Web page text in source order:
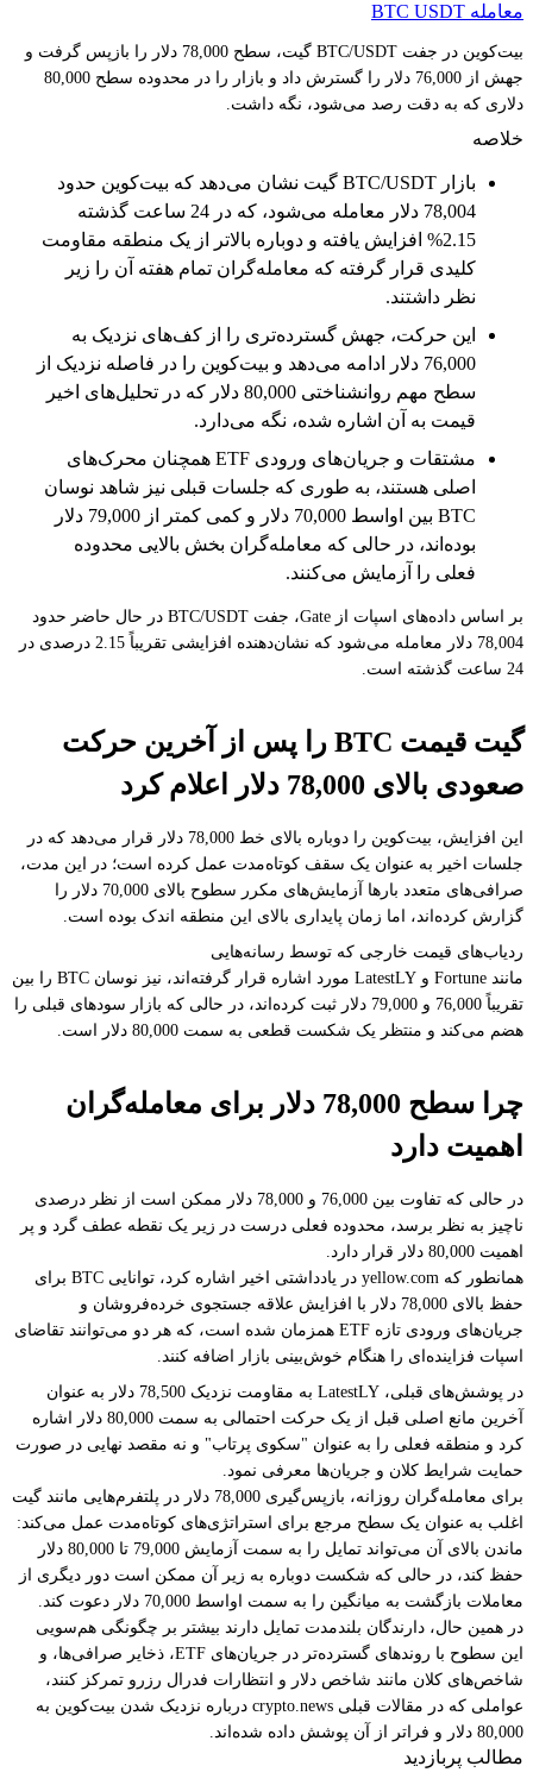
معامله BTC USDT
بیت‌کوین در جفت BTC/USDT گیت، سطح 78,000 دلار را بازپس گرفت و
جهش از 76,000 دلار را گسترش داد و بازار را در محدوده سطح 80,000
دلاری که به دقت رصد می‌شود، نگه داشت.
خلاصه
بازار BTC/USDT گیت نشان می‌دهد که بیت‌کوین حدود
78,004 دلار معامله می‌شود، که در 24 ساعت گذشته
2.15% افزایش یافته و دوباره بالاتر از یک منطقه مقاومت
کلیدی قرار گرفته که معامله‌گران تمام هفته آن را زیر
نظر داشتند.
این حرکت، جهش گسترده‌تری را از کف‌های نزدیک به
76,000 دلار ادامه می‌دهد و بیت‌کوین را در فاصله نزدیک از
سطح مهم روانشناختی 80,000 دلار که در تحلیل‌های اخیر
قیمت به آن اشاره شده، نگه می‌دارد.
مشتقات و جریان‌های ورودی ETF همچنان محرک‌های
اصلی هستند، به طوری که جلسات قبلی نیز شاهد نوسان
BTC بین اواسط 70,000 دلار و کمی کمتر از 79,000 دلار
بوده‌اند، در حالی که معامله‌گران بخش بالایی محدوده
فعلی را آزمایش می‌کنند.
بر اساس داده‌های اسپات از Gate، جفت BTC/USDT در حال حاضر حدود
78,004 دلار معامله می‌شود که نشان‌دهنده افزایشی تقریباً 2.15 درصدی در
24 ساعت گذشته است.
گیت قیمت BTC را پس از آخرین حرکت
صعودی بالای 78,000 دلار اعلام کرد
این افزایش، بیت‌کوین را دوباره بالای خط 78,000 دلار قرار می‌دهد که در
جلسات اخیر به عنوان یک سقف کوتاه‌مدت عمل کرده است؛ در این مدت،
صرافی‌های متعدد بارها آزمایش‌های مکرر سطوح بالای 70,000 دلار را
گزارش کرده‌اند، اما زمان پایداری بالای این منطقه اندک بوده است.
ردیاب‌های قیمت خارجی که توسط رسانه‌هایی
مانند Fortune و LatestLY مورد اشاره قرار گرفته‌اند، نیز نوسان BTC را بین
تقریباً 76,000 و 79,000 دلار ثبت کرده‌اند، در حالی که بازار سودهای قبلی را
هضم می‌کند و منتظر یک شکست قطعی به سمت 80,000 دلار است.
چرا سطح 78,000 دلار برای معامله‌گران
اهمیت دارد
در حالی که تفاوت بین 76,000 و 78,000 دلار ممکن است از نظر درصدی
ناچیز به نظر برسد، محدوده فعلی درست در زیر یک نقطه عطف گرد و پر
اهمیت 80,000 دلار قرار دارد.
همانطور که yellow.com در یادداشتی اخیر اشاره کرد، توانایی BTC برای
حفظ بالای 78,000 دلار با افزایش علاقه جستجوی خرده‌فروشان و
جریان‌های ورودی تازه ETF همزمان شده است، که هر دو می‌توانند تقاضای
اسپات فزاینده‌ای را هنگام خوش‌بینی بازار اضافه کنند.
در پوشش‌های قبلی، LatestLY به مقاومت نزدیک 78,500 دلار به عنوان
آخرین مانع اصلی قبل از یک حرکت احتمالی به سمت 80,000 دلار اشاره
کرد و منطقه فعلی را به عنوان "سکوی پرتاب" و نه مقصد نهایی در صورت
حمایت شرایط کلان و جریان‌ها معرفی نمود.
برای معامله‌گران روزانه، بازپس‌گیری 78,000 دلار در پلتفرم‌هایی مانند گیت
اغلب به عنوان یک سطح مرجع برای استراتژی‌های کوتاه‌مدت عمل می‌کند:
ماندن بالای آن می‌تواند تمایل را به سمت آزمایش 79,000 تا 80,000 دلار
حفظ کند، در حالی که شکست دوباره به زیر آن ممکن است دور دیگری از
معاملات بازگشت به میانگین را به سمت اواسط 70,000 دلار دعوت کند.
در همین حال، دارندگان بلندمدت تمایل دارند بیشتر بر چگونگی هم‌سویی
این سطوح با روندهای گسترده‌تر در جریان‌های ETF، ذخایر صرافی‌ها، و
شاخص‌های کلان مانند شاخص دلار و انتظارات فدرال رزرو تمرکز کنند،
عواملی که در مقالات قبلی crypto.news درباره نزدیک شدن بیت‌کوین به
80,000 دلار و فراتر از آن پوشش داده شده‌اند.
مطالب پربازدید